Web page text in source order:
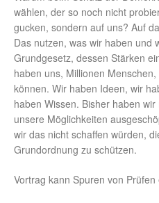
wählen, der so noch nicht
gucken, sondern auf uns? Auf
Das nutzen, was wir haben und
Grundgesetz, dessen Stärken
haben uns, Millionen
können. Wir haben Ideen, wir
haben Wissen. Bisher haben
unsere Möglichkeiten
wir das nicht schaffen würden,
Grundordnung zu schützen.
Vortrag kann Spuren von Prüfen